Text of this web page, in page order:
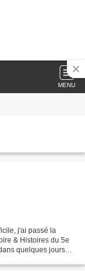
MENU
j'ai passé la
& Histoires du 5e
quelques jours